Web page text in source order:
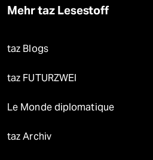
Mehr taz Lesestoff
taz Blogs
taz FUTURZWEI
Le Monde diplomatique
taz Archiv